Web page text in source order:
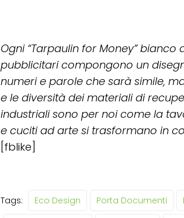
Ogni “Tarpaulin for Money”
pubblicitari compongono un
numeri e parole che sarà simile,
e le diversità dei materiali di
industriali sono per noi come la
e cuciti ad arte si trasformano in
[fblike]
Tags: Eco Design Porta Documenti